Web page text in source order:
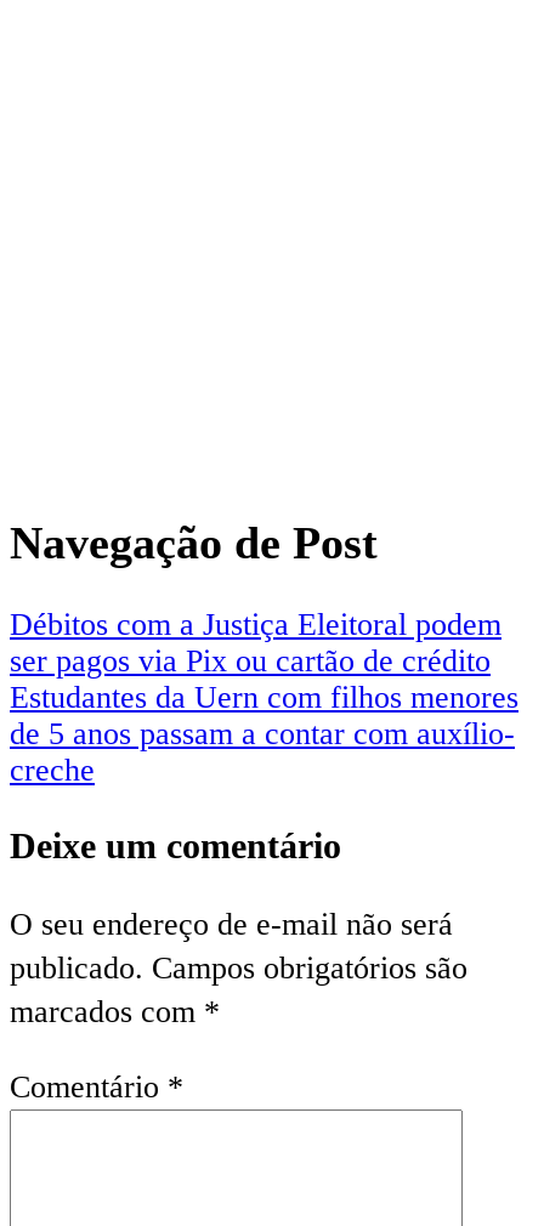
Navegação de Post
Débitos com a Justiça Eleitoral podem
ser pagos via Pix ou cartão de crédito
Estudantes da Uern com filhos menores
de 5 anos passam a contar com auxílio-
creche
Deixe um comentário
O seu endereço de e-mail não será
publicado. Campos obrigatórios são
marcados com *
Comentário *